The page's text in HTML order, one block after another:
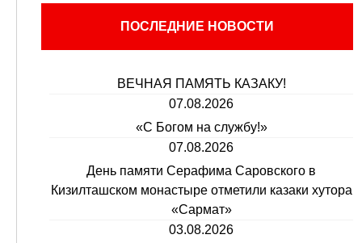
ПОСЛЕДНИЕ НОВОСТИ
ВЕЧНАЯ ПАМЯТЬ КАЗАКУ!
07.08.2026
«С Богом на службу!»
07.08.2026
День памяти Серафима Саровского в
Кизилташском монастыре отметили казаки хутора
«Сармат»
03.08.2026